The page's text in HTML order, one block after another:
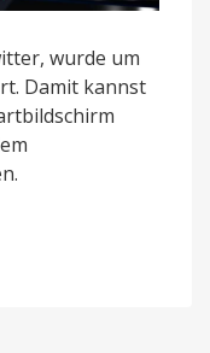
wurde um
Damit kannst